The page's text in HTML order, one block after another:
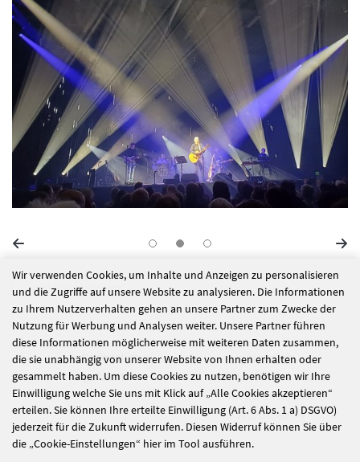
alle Nachrichten
Ordentlich
gefeiert
Herzlich
Willkommen bei uns
im St. Elisabeth
Wunsiedel
Wir verwenden Cookies, um Inhalte und Anzeigen zu personalisieren
und die Zugriffe auf unsere Website zu analysieren. Die Informationen
zu Ihrem Nutzerverhalten gehen an unsere Partner zum Zwecke der
Nutzung für Werbung und Analysen weiter. Unsere Partner führen
diese Informationen möglicherweise mit weiteren Daten zusammen,
die sie unabhängig von unserer Website von Ihnen erhalten oder
gesammelt haben. Um diese Cookies zu nutzen, benötigen wir Ihre
Einwilligung welche Sie uns mit Klick auf „Alle Cookies akzeptieren“
erteilen. Sie können Ihre erteilte Einwilligung (Art. 6 Abs. 1 a) DSGVO)
jederzeit für die Zukunft widerrufen. Diesen Widerruf können Sie über
die „Cookie-Einstellungen“ hier im Tool ausführen.